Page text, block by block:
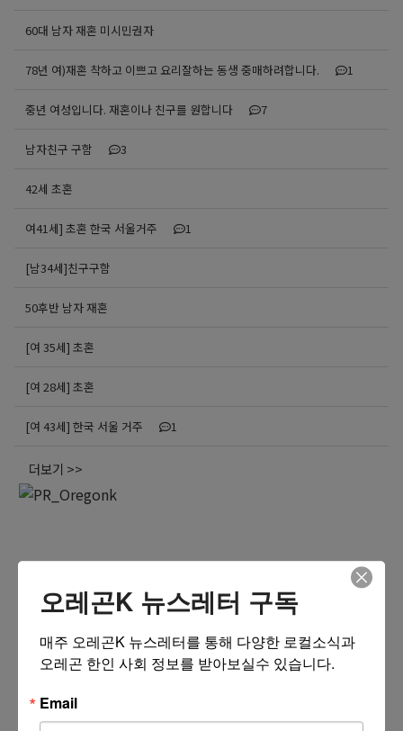
60대 남자 재혼 미시민권자
78년 여)재혼 착하고 이쁘고 요리잘하는 동생 중매하려합니다. 1
중년 여성입니다. 재혼이나 친구를 원합니다 7
남자친구 구함 3
42세 초혼
여41세] 초혼 한국 서울거주 1
[남34세]친구구함
50후반 남자 재혼
[여 35세] 초혼
[여 28세] 초혼
[여 43세] 한국 서울 거주 1
더보기 >>
오레곤K 뉴스레터 구독
매주 오레곤K 뉴스레터를 통해 다양한 로컬소식과
오레곤 한인 사회 정보를 받아보실수 있습니다.
Email